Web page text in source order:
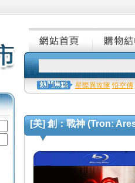
星際異攻隊 悟空傳
[美] 創：戰神 (Tron: